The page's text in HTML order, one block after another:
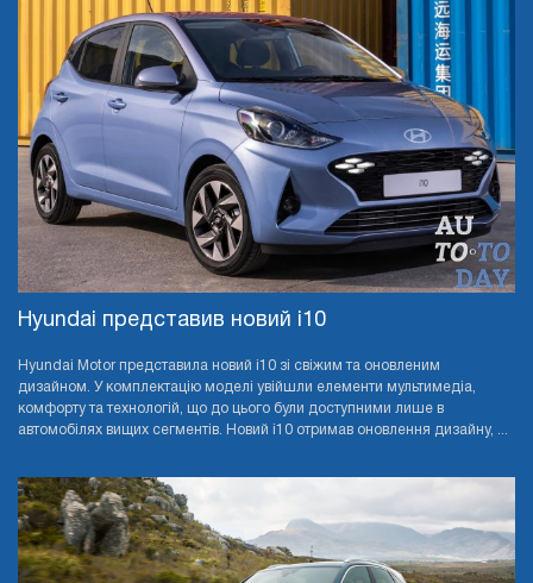
Hyundai представив новий i10
Hyundai Motor представила новий i10 зі свіжим та оновленим
дизайном. У комплектацію моделі увійшли елементи мультимедіа,
комфорту та технологій, що до цього були доступними лише в
автомобілях вищих сегментів. Новий i10 отримав оновлення дизайну, ...